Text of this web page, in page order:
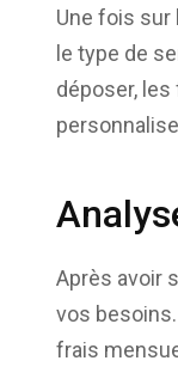
Une fois
le type de
déposer,
Après avoir
vos
frais